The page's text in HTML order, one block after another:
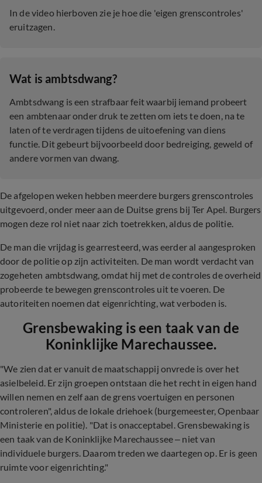
In de video hierboven zie je hoe die 'eigen grenscontroles'
eruitzagen.
Wat is ambtsdwang?
Ambtsdwang is een strafbaar feit waarbij iemand probeert
een ambtenaar onder druk te zetten om iets te doen, na te
laten of te verdragen tijdens de uitoefening van diens
functie. Dit gebeurt bijvoorbeeld door bedreiging, geweld of
andere vormen van dwang.
De afgelopen weken hebben meerdere burgers grenscontroles
uitgevoerd, onder meer aan de Duitse grens bij Ter Apel. Burgers
mogen deze rol niet naar zich toetrekken, aldus de politie.
De man die vrijdag is gearresteerd, was eerder al aangesproken
door de politie op zijn activiteiten. De man wordt verdacht van
zogeheten ambtsdwang, omdat hij met de controles de overheid
probeerde te bewegen grenscontroles uit te voeren. De
autoriteiten noemen dat eigenrichting, wat verboden is.
Grensbewaking is een taak van de
Koninklijke Marechaussee.
"We zien dat er vanuit de maatschappij onvrede is over het
asielbeleid. Er zijn groepen ontstaan die het recht in eigen hand
willen nemen en zelf aan de grens voertuigen en personen
controleren", aldus de lokale driehoek (burgemeester, Openbaar
Ministerie en politie). "Dat is onacceptabel. Grensbewaking is
een taak van de Koninklijke Marechaussee – niet van
individuele burgers. Daarom treden we daartegen op. Er is geen
ruimte voor eigenrichting."